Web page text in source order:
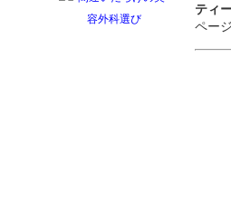
ティ
ペー